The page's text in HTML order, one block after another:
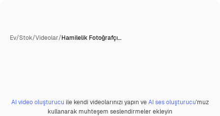
Ev/Stok/Videolar/Hamilelik Fotoğrafçı…
PremiumAI tarafından üretildi
AI video oluşturucu ile kendi videolarınızı yapın veAI ses oluşturucu'muz
kullanarak muhteşem seslendirmeler ekleyin